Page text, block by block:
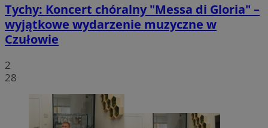
Tychy: Koncert chóralny "Messa di Gloria" –
wyjątkowe wydarzenie muzyczne w
Czułowie
2
28